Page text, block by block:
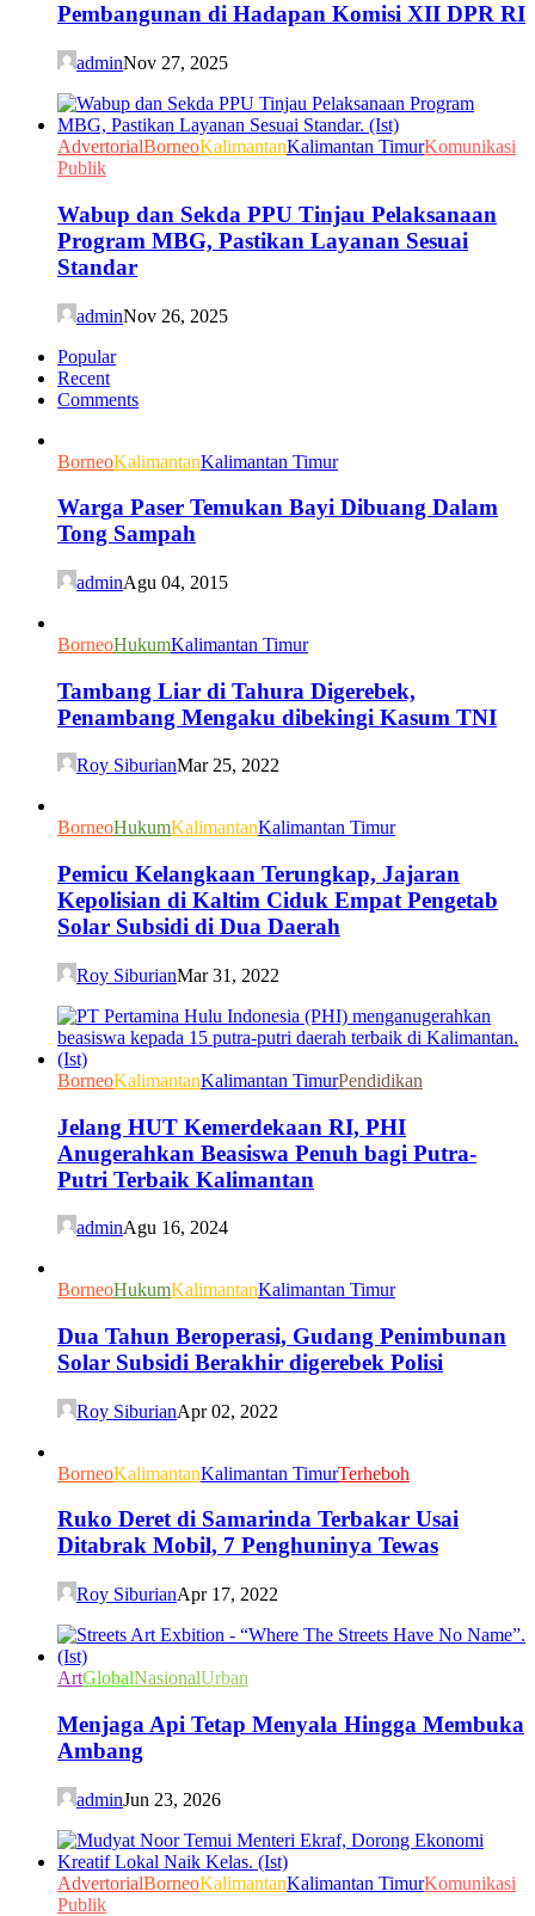
Pembangunan di Hadapan Komisi XII DPR RI
adminNov 27, 2025
AdvertorialBorneoKalimantanKalimantan TimurKomunikasi
Publik
Wabup dan Sekda PPU Tinjau Pelaksanaan
Program MBG, Pastikan Layanan Sesuai
Standar
adminNov 26, 2025
Popular
Recent
Comments
BorneoKalimantanKalimantan Timur
Warga Paser Temukan Bayi Dibuang Dalam
Tong Sampah
adminAgu 04, 2015
BorneoHukumKalimantan Timur
Tambang Liar di Tahura Digerebek,
Penambang Mengaku dibekingi Kasum TNI
Roy SiburianMar 25, 2022
BorneoHukumKalimantanKalimantan Timur
Pemicu Kelangkaan Terungkap, Jajaran
Kepolisian di Kaltim Ciduk Empat Pengetab
Solar Subsidi di Dua Daerah
Roy SiburianMar 31, 2022
BorneoKalimantanKalimantan TimurPendidikan
Jelang HUT Kemerdekaan RI, PHI
Anugerahkan Beasiswa Penuh bagi Putra-
Putri Terbaik Kalimantan
adminAgu 16, 2024
BorneoHukumKalimantanKalimantan Timur
Dua Tahun Beroperasi, Gudang Penimbunan
Solar Subsidi Berakhir digerebek Polisi
Roy SiburianApr 02, 2022
BorneoKalimantanKalimantan TimurTerheboh
Ruko Deret di Samarinda Terbakar Usai
Ditabrak Mobil, 7 Penghuninya Tewas
Roy SiburianApr 17, 2022
ArtGlobalNasionalUrban
Menjaga Api Tetap Menyala Hingga Membuka
Ambang
adminJun 23, 2026
AdvertorialBorneoKalimantanKalimantan TimurKomunikasi
Publik